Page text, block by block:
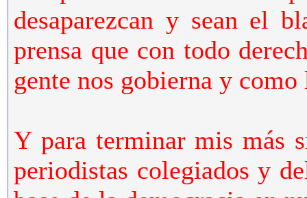
desaparezcan y sean el
prensa que con todo
gente nos gobierna y como
Y para terminar mis más
periodistas colegiados y